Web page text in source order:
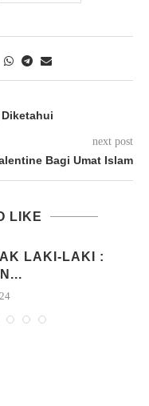
next post
Bagi Umat Islam
LIKE
LAKI-LAKI :